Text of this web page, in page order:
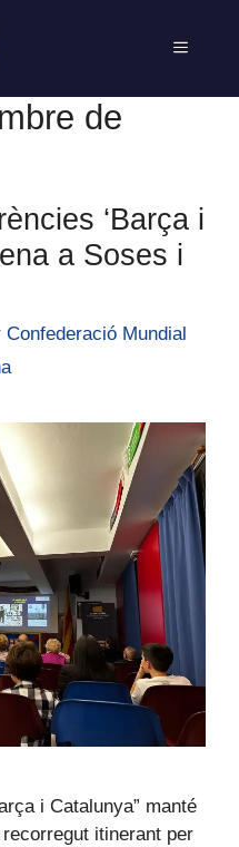
de
‘Barça i
a Soses i
Confederació Mundial
i Catalunya” manté
itinerant per